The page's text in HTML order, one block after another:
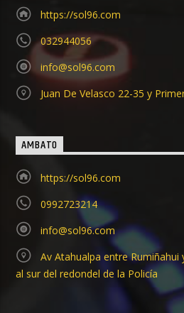
https://sol96.com
032944056
info@sol96.com
Juan De Velasco 22-35 y
AMBATO
https://sol96.com
0992723214
info@sol96.com
Av Atahualpa entre Rumiñahui
al sur del redondel de la Policía